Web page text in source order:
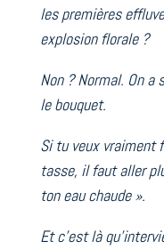
les premières
explosion florale ?
Non ? Normal. On a
le bouquet.
Si tu veux vraiment
tasse, il faut aller
ton eau chaude ».
Et c’est là